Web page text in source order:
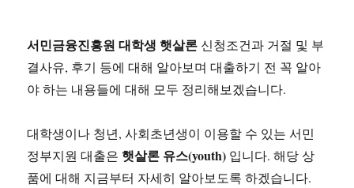
서민금융진흥원 대학생 햇살론 신청조건과 거절 및 부
결사유, 후기 등에 대해 알아보며 대출하기 전 꼭 알아
야 하는 내용들에 대해 모두 정리해보겠습니다.
대학생이나 청년, 사회초년생이 이용할 수 있는 서민
정부지원 대출은 햇살론 유스(youth) 입니다. 해당 상
품에 대해 지금부터 자세히 알아보도록 하겠습니다.